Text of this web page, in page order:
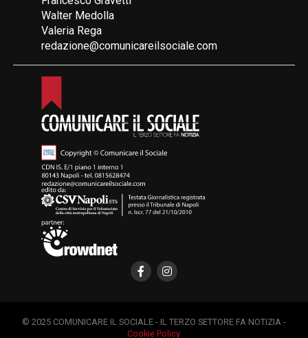
Walter Medolla
Valeria Rega
redazione@comunicareilsociale.com
© 2025 COMUNICARE IL SOCIALE - IL TERZO SETTORE FA NOTIZIA -
Cookie Policy